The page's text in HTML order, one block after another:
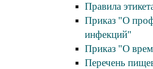
Правила
Приказ "О
инфекций"
Приказ "О
Перечень